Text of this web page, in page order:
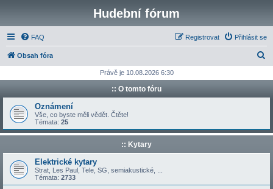
Hudební fórum
FAQ Přihlásit se
Registrovat
Obsah fóra
d
t
Právě je 10.08.2026 6:30
:: O tomto fóru
Oznámení
Vše, co byste měli vědět. Čtěte!
Témata: 25
:: Kytary
Elektrické kytary
Strat, Les Paul, Tele, SG, semiakustické, ...
Témata: 2733